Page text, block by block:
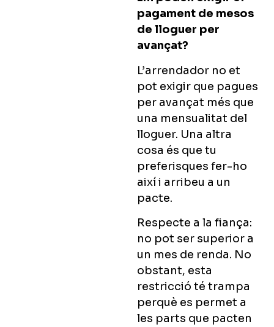
pagament de mesos
de lloguer per
avançat?
L’arrendador no et
pot exigir que pagues
per avançat més que
una mensualitat del
lloguer. Una altra
cosa és que tu
preferisques fer-ho
així i arribeu a un
pacte.
Respecte a la fiança:
no pot ser superior a
un mes de renda. No
obstant, esta
restricció té trampa
perquè es permet a
les parts que pacten